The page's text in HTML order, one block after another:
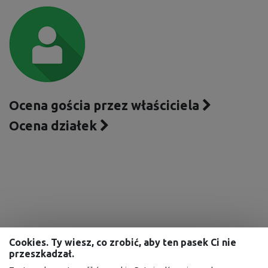
Ocena gościa przez właściciela
Ocena działek
Cookies. Ty wiesz, co zrobić, aby ten pasek Ci nie
przeszkadzał.